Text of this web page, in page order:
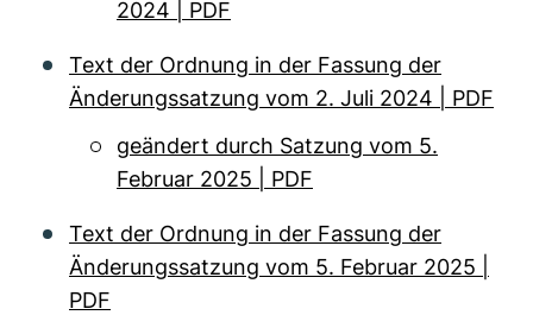
2024 | PDF
Text der Ordnung in der Fassung der
Änderungssatzung vom 2. Juli 2024 | PDF
geändert durch Satzung vom 5.
Februar 2025 | PDF
Text der Ordnung in der Fassung der
Änderungssatzung vom 5. Februar 2025 |
PDF